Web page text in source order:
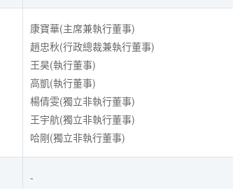
康寶華(主席兼執行董事)
趙忠秋(行政總裁兼執行董事)
王昊(執行董事)
高凱(執行董事)
楊倩雯(獨立非執行董事)
王宇航(獨立非執行董事)
哈剛(獨立非執行董事)
-